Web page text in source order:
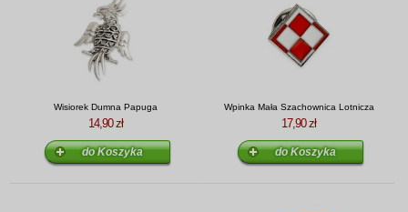
Wisiorek Dumna Papuga
14,90 zł
Wpinka Mała Szachownica Lotnicza
17,90 zł